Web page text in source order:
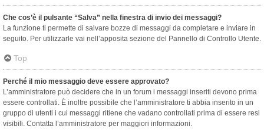
Che cos’è il pulsante “Salva” nella finestra di invio dei messaggi?
La funzione ti permette di salvare bozze di messaggi da completare e inviare in
seguito. Per utilizzarle vai nell’apposita sezione del Pannello di Controllo Utente.
Top
Perché il mio messaggio deve essere approvato?
L’amministratore può decidere che in un forum i messaggi inseriti devono prima
essere controllati. È inoltre possibile che l’amministratore ti abbia inserito in un
gruppo di utenti i cui messaggi ritiene che vadano controllati prima di essere resi
visibili. Contatta l’amministratore per maggiori informazioni.